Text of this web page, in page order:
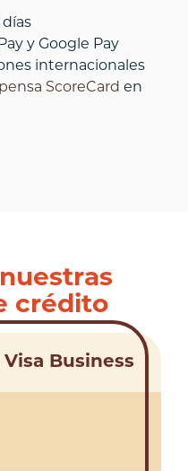
días
y Google Pay
internacionales
ScoreCard en
crédito
Business